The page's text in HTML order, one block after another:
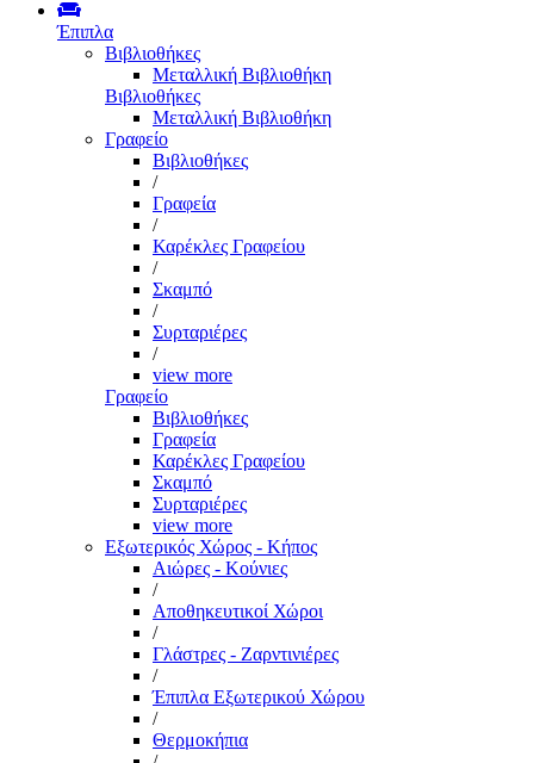
Έπιπλα
Βιβλιοθήκες
Μεταλλική Βιβλιοθήκη
Βιβλιοθήκες
Μεταλλική Βιβλιοθήκη
Γραφείο
Βιβλιοθήκες
/
Γραφεία
/
Καρέκλες Γραφείου
/
Σκαμπό
/
Συρταριέρες
/
view more
Γραφείο
Βιβλιοθήκες
Γραφεία
Καρέκλες Γραφείου
Σκαμπό
Συρταριέρες
view more
Εξωτερικός Χώρος - Κήπος
Αιώρες - Κούνιες
/
Αποθηκευτικοί Χώροι
/
Γλάστρες - Ζαρντινιέρες
/
Έπιπλα Εξωτερικού Χώρου
/
Θερμοκήπια